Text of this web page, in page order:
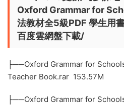
Oxford Grammar for
法教材全5級PDF 學生用
百度雲網盤下載/
├──Oxford Grammar for
Teacher Book.rar 153.57M
├──Oxford Grammar for